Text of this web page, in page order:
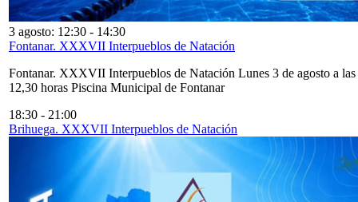
3 agosto: 12:30 - 14:30
Fontanar. XXXVII Interpueblos de Natación
Fontanar. XXXVII Interpueblos de Natación Lunes 3 de agosto a las
12,30 horas Piscina Municipal de Fontanar
18:30 - 21:00
Brihuega. XXXVII Interpueblos de Natación